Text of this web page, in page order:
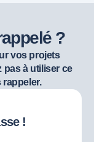
?
vos projets
pas à utiliser ce
!